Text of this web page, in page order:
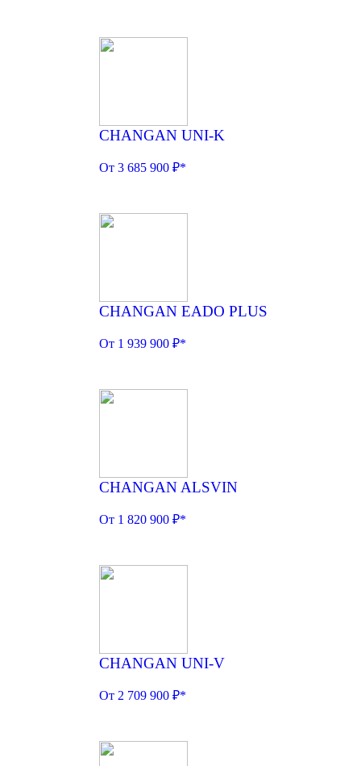
CHANGAN UNI-K
От 3 685 900 ₽*
CHANGAN EADO PLUS
От 1 939 900 ₽*
CHANGAN ALSVIN
От 1 820 900 ₽*
CHANGAN UNI-V
От 2 709 900 ₽*